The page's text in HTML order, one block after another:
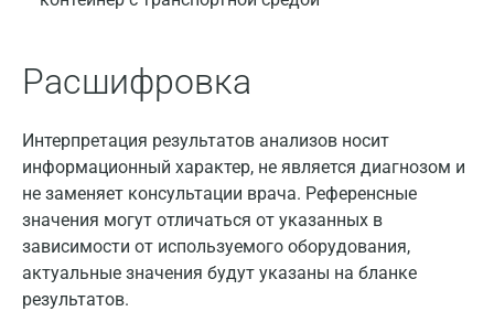
Расшифровка
Интерпретация результатов анализов носит
информационный характер, не является диагнозом и
не заменяет консультации врача. Референсные
значения могут отличаться от указанных в
зависимости от используемого оборудования,
актуальные значения будут указаны на бланке
результатов.
Армавир
Балашиха
Барнаул
Брянск
Великий Новгород